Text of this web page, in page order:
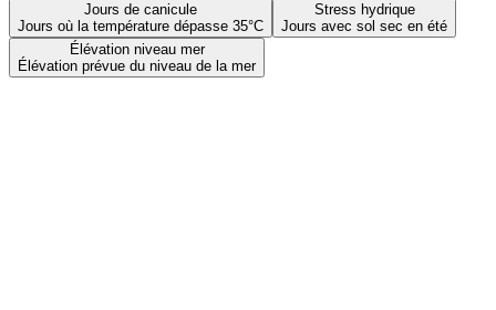
Jours de canicule
Jours où la température dépasse 35°C
Stress hydrique
Jours avec sol sec en été
Élévation niveau mer
Élévation prévue du niveau de la mer